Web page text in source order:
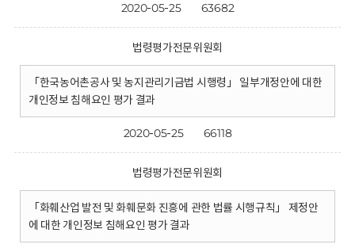
2020-05-25 63682
법령평가전문위원회
「한국농어촌공사 및 농지관리기금법 시행령」 일부개정안에 대한
개인정보 침해요인 평가 결과
2020-05-25 66118
법령평가전문위원회
「화훼산업 발전 및 화훼문화 진흥에 관한 법률 시행규칙」 제정안
에 대한 개인정보 침해요인 평가 결과